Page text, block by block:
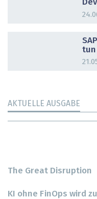
AKTUELLE AUSGABE
The Great Disruption
KI ohne FinOps wird